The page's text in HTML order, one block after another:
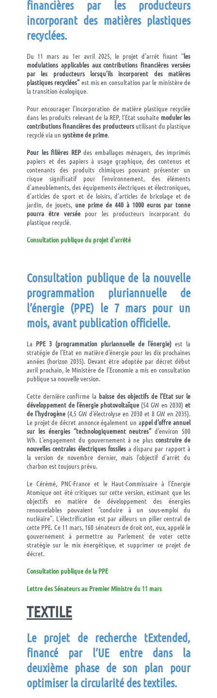
financières par les producteurs
incorporant des matières plastiques
recyclées.
Du 11 mars au 1er avril 2025, le projet d’arrêt fixant “les
modulations applicables aux contributions financières versées
par les producteurs lorsqu’ils incorporent des matières
plastiques recyclées”est mis en consultation par le ministère de
la transition écologique.
Pour encourager l’incorporation de matière plastique recyclée
dans les produits relevant de la REP, l’Etat souhaite moduler les
contributions financières des producteursutilisant du plastique
recyclé via un système de prime.
Pour les filières REPdes emballages ménagers, des imprimés
papiers et des papiers à usage graphique, des contenus et
contenants des produits chimiques pouvant présenter un
risque significatif pour l’environnement, des éléments
d’ameublements, des équipements électriques et électroniques,
d’articles de sport et de loisirs, d’articles de bricolage et de
jardin, de jouets, une prime de 440 à 1000 euros par tonne
pourra être verséepour les producteurs incorporant du
plastique recyclé.
Consultation publique du projet d’arrêté
Consultation publique de la nouvelle
programmation pluriannuelle de
l’énergie (PPE) le 7 mars pour un
mois, avant publication officielle.
La PPE 3 (programmation pluriannuelle de l’énergie) est la
stratégie de l’Etat en matière d’énergie pour les dix prochaines
années (horizon 2035). Devant être adoptée par décret début
avril prochain, le Ministère de l’Economie a mis en consultation
publique sa nouvelle version.
Cette dernière confirme la baisse des objectifs de l’Etat sur le
développement de l’énergie photovoltaïque (54 GW en 2030) et
de l’hydrogène (4,5 GW d’électrolyse en 2030 et 8 GW en 2035).
Le projet de décret annonce également un appel d’offre annuel
sur les énergies “technologiquement neutres”d’environ 500
Wh. L’engagement du gouvernement à ne plus construire de
nouvelles centrales électriques fossiles a disparu par rapport à
la version de novembre dernier, mais l’objectif d’arrêt du
charbon est toujours prévu.
Le Cérémé, PNC-France et le Haut-Commissaire à l’Energie
Atomique ont été critiques sur cette version, estimant que les
objectifs en matière de développement des énergies
renouvelables pouvaient “conduire à un sous-emploi du
nucléaire”. L’électrification est par ailleurs un pilier central de
cette PPE. Ce 11 mars, 160 sénateurs de droit ont, eux, appelé le
gouvernement à permettre au Parlement de voter cette
stratégie sur le mix énergétique, et supprimer ce projet de
décret.
Consultation publique de la PPE
Lettre des Sénateurs au Premier Ministre du 11 mars
TEXTILE
Le projet de recherche tExtended,
financé par l’UEentre dans la
deuxième phase de son plan pour
optimiser la circularité des textiles.